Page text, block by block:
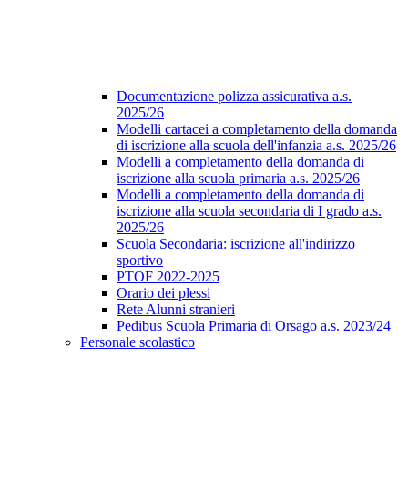
Documentazione polizza assicurativa a.s.
2025/26
Modelli cartacei a completamento della domanda
di iscrizione alla scuola dell'infanzia a.s. 2025/26
Modelli a completamento della domanda di
iscrizione alla scuola primaria a.s. 2025/26
Modelli a completamento della domanda di
iscrizione alla scuola secondaria di I grado a.s.
2025/26
Scuola Secondaria: iscrizione all'indirizzo
sportivo
PTOF 2022-2025
Orario dei plessi
Rete Alunni stranieri
Pedibus Scuola Primaria di Orsago a.s. 2023/24
Personale scolastico